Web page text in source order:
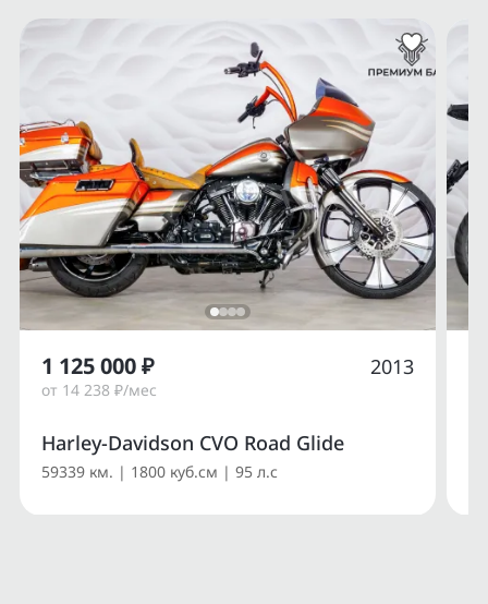
Harley-Davidson CVO Road Glide
59339 км. | 1800 куб.см | 95 л.с
1 125 000 ₽
от 14 238 ₽/мес
2013